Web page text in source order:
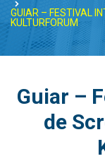
GUIAR – FESTIVAL
KULTURFORUM
Guiar –
de